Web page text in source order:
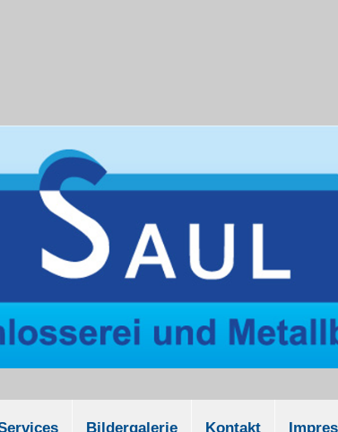
Bildergalerie Kontakt